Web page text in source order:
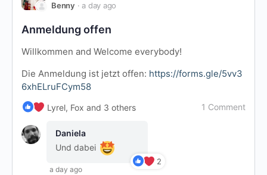
Benny a day ago
Anmeldung offen
Willkommen and Welcome everybody!
Die Anmeldung ist jetzt offen: https://forms.gle/5vv3
6xhELruFCym58
Lyrel, Fox and 3 others 1 Comment
Daniela
Und dabei
2
a day ago